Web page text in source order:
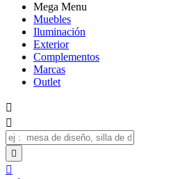
Mega Menu
Muebles
Iluminación
Exterior
Complementos
Marcas
Outlet



